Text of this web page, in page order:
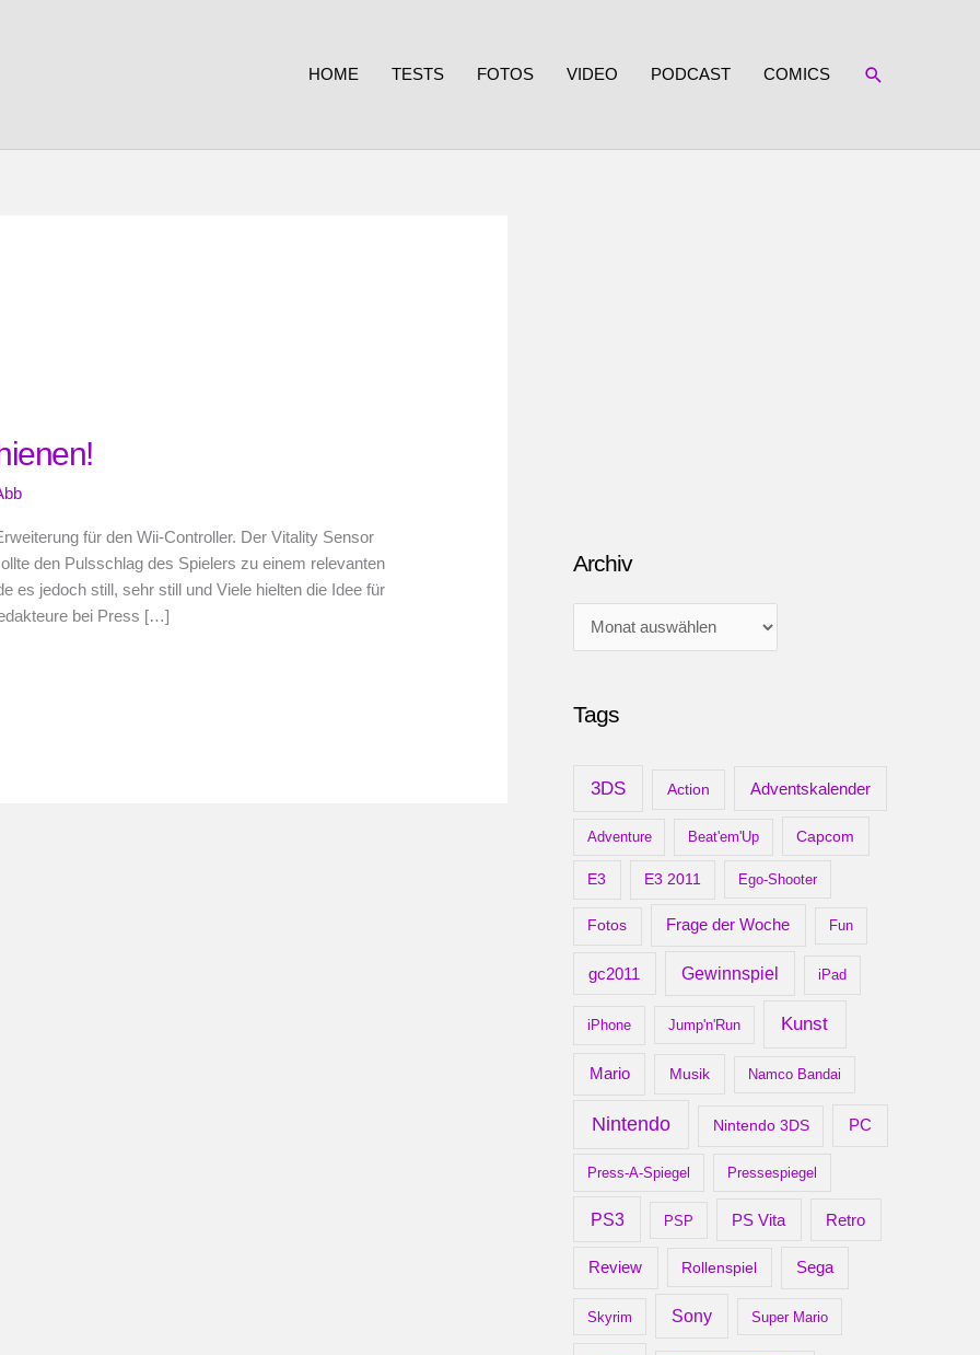
HOME TESTS FOTOS VIDEO PODCAST COMICS SUCHEN
für den Wii-Controller. Der Vitality Sensor
den Pulsschlag des Spielers zu einem relevanten
es jedoch still, sehr still und Viele hielten die Idee für
bei Press […]
Archiv
r
Tags
3DS Action Adventskalender
Adventure Beat'em'Up Capcom
E3 E3 2011 Ego-Shooter
Fotos Frage der Woche Fun
gc2011 Gewinnspiel iPad
iPhone Jump'n'Run Kunst
Mario Musik Namco Bandai
Nintendo Nintendo 3DS PC
Press-A-Spiegel Pressespiegel
PS3 PSP PS Vita Retro
Review Rollenspiel Sega
Skyrim Sony Super Mario